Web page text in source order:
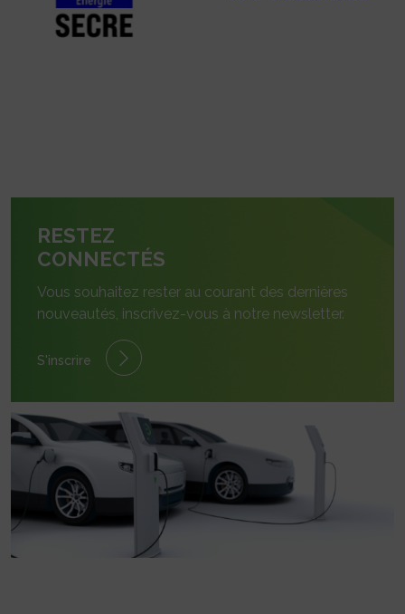
RESTEZ
CONNECTÉS
Vous souhaitez rester au courant des dernières
nouveautés, inscrivez-vous à notre newsletter.
S'inscrire